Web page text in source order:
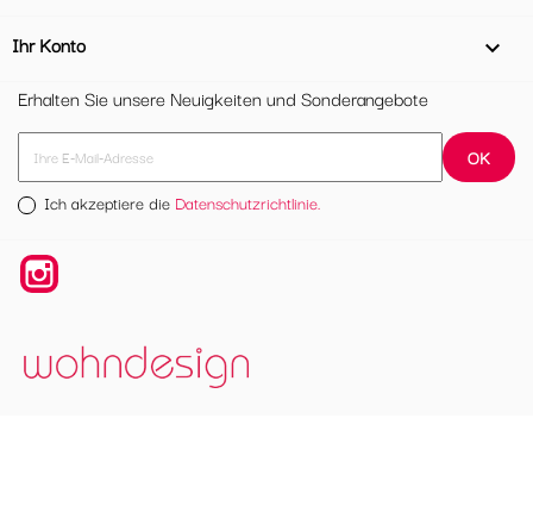
Ihr Konto

Erhalten Sie unsere Neuigkeiten und Sonderangebote
Ich akzeptiere die Datenschutzrichtlinie.